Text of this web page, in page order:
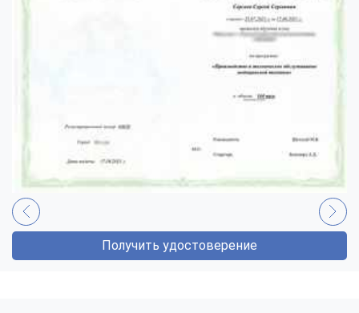
Получить удостоверение